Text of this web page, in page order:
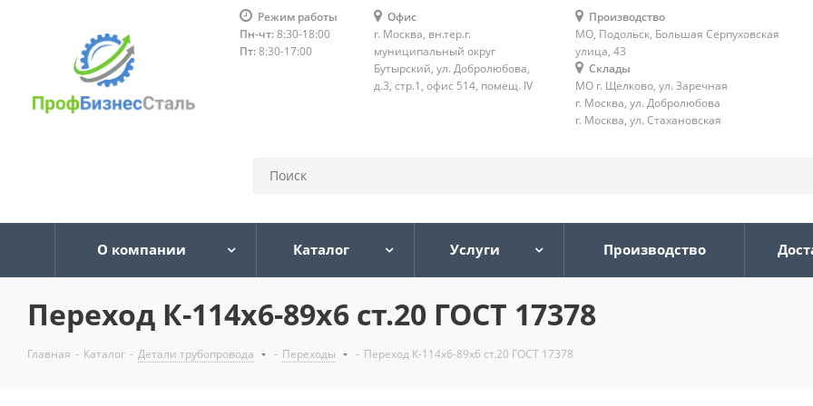
Режим работы
Пн-чт:8:30-18:00
Пт:8:30-17:00
Офис
г. Москва, вн.тер.г.
муниципальный округ
Бутырский, ул. Добролюбова,
д.3, стр.1, офис 514, помещ. IV
Производство
МО, Подольск, Большая Серпуховская
улица, 43
Склады
МО г. Щелково, ул. Заречная
г. Москва, ул. Добролюбова
г. Москва, ул. Стахановская
О компании Каталог Услуги Производство
Переход К-114х6-89х6 ст.20 ГОСТ 17378
Главная - Каталог - Детали трубопровода - Переходы - Переход К-114х6-89х6 ст.20 ГОСТ 17378